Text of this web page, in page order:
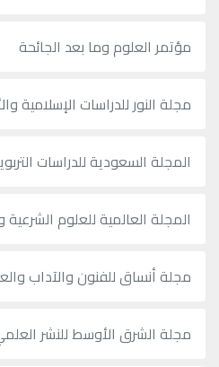
مؤتمر العلوم وما بعد الجائحة
مجلة النور للدراسات الإسلامية
المجلة السعودية للدراسات
المجلة العالمية للعلوم الشرعية
مجلة أنساق للفنون والآداب
مجلة الشرق الأوسط للنشر